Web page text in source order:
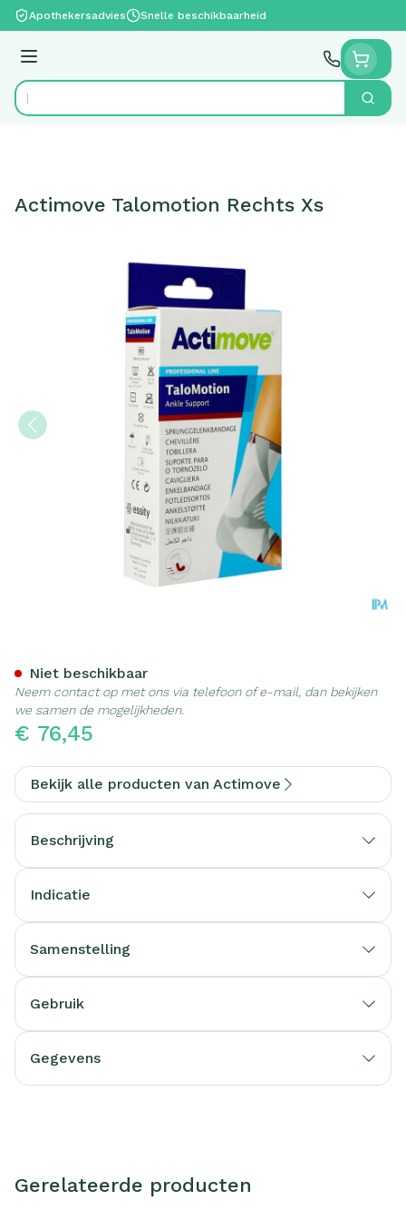
Ga naar de inhoud
Apothekersadvies Snelle beschikbaarheid
Menu
Product, merk, categorie... Zoek
Actimove Talomotion Rechts Xs
€ 76,45
Niet beschikbaar
Neem contact op met ons via telefoon of e-mail, dan bekijken
we samen de mogelijkheden.
Bekijk alle producten van Actimove
Beschrijving
Indicatie
Samenstelling
Gebruik
Gegevens
Gerelateerde producten